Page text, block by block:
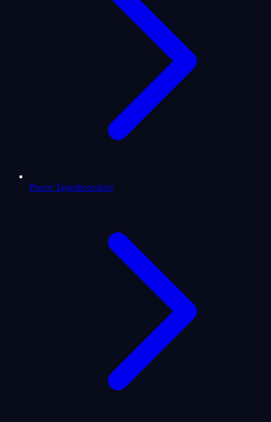
Pisces Tageshoroskop